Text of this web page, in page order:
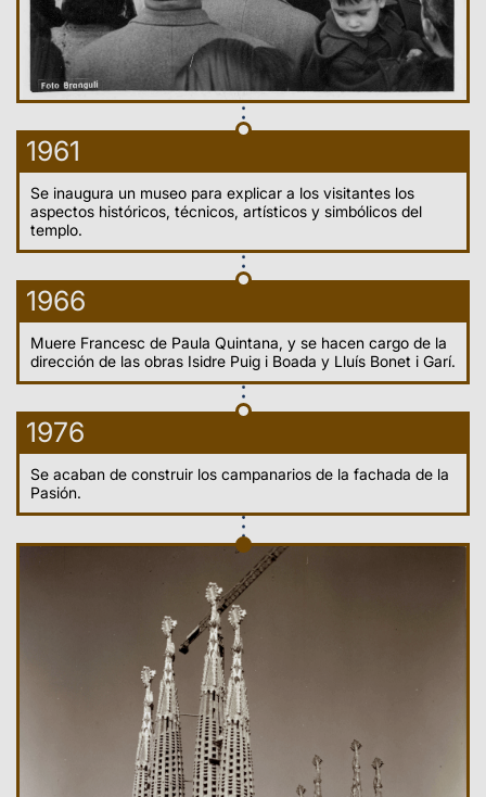
1961
Se inaugura un museo para explicar a los visitantes los
aspectos históricos, técnicos, artísticos y simbólicos del
templo.
1966
Muere Francesc de Paula Quintana, y se hacen cargo de la
dirección de las obras Isidre Puig i Boada y Lluís Bonet i Garí.
1976
Se acaban de construir los campanarios de la fachada de la
Pasión.